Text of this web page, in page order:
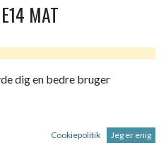
MAT
dig en bedre bruger
Cookiepolitik Jeg er enig